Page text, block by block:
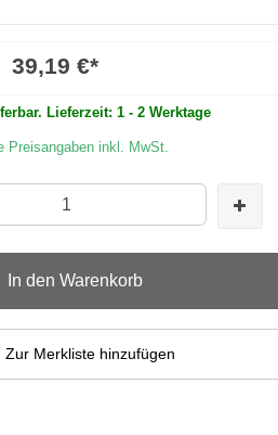
39,19 €*
Lieferzeit: 1 - 2 Werktage
Preisangaben inkl. MwSt.
In den Warenkorb
Zur Merkliste hinzufügen